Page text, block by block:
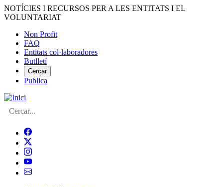
Vés
al
NOTÍCIES I RECURSOS PER A LES ENTITATS I EL
VOLUNTARIAT
Menú
del
compte
d'usuari
Non Profit
FAQ
Entitats col·laboradores
Butlletí
Cercar
Publica
Cerca